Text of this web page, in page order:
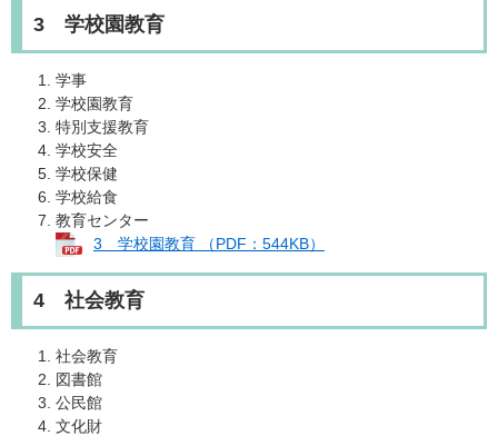
3 学校園教育
学事
学校園教育
特別支援教育
学校安全
学校保健
学校給食
教育センター
3 学校園教育 （PDF：544KB）
4 社会教育
社会教育
図書館
公民館
文化財